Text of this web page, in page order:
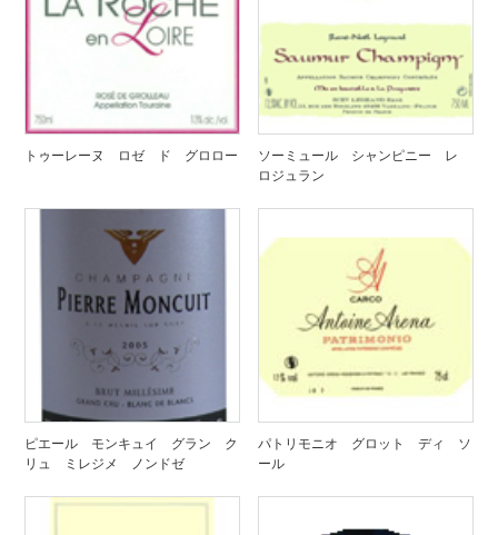
トゥーレーヌ ロゼ ド グロロー
ソーミュール シャンピニー レ
ロジュラン
ピエール モンキュイ グラン ク
リュ ミレジメ ノンドゼ
パトリモニオ グロット ディ ソ
ール